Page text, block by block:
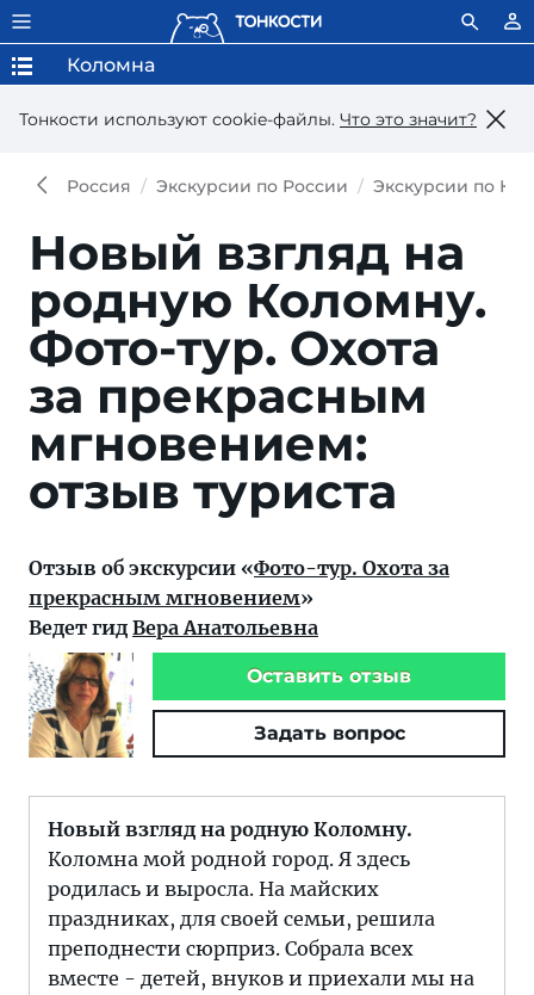
Тонкости используют сookie-файлы. Что это значит?
Коломна
Россия Экскурсии по России Экскурсии по
Новый взгляд на
родную Коломну.
Фото-тур. Охота
за прекрасным
мгновением:
отзыв туриста
Отзыв об экскурсии «Фото-тур. Охота за
прекрасным мгновением»
Ведет гид Вера Анатольевна
Оставить отзыв
Задать вопрос
Новый взгляд на родную Коломну.
Коломна мой родной город. Я здесь
родилась и выросла. На майских
праздниках, для своей семьи, решила
преподнести сюрприз. Собрала всех
вместе - детей, внуков и приехали мы на